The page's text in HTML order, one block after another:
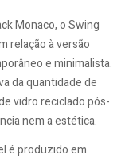
Monaco, o Swing
relação à versão
e minimalista.
da quantidade de
vidro reciclado pós-
nem a estética.
é produzido em